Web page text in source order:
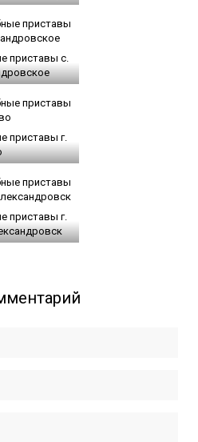
приставы с.
приставы г.
приставы г.